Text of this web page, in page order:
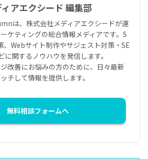
ィアエクシード 編集部
は、株式会社メディアエクシードが運
ケティングの総合情報メディアです。S
、Webサイト制作やサジェスト対策・SE
に関するノウハウを発信します。
改善にお悩みの方のために、日々最新
チして情報を提供します。
無料相談フォームへ